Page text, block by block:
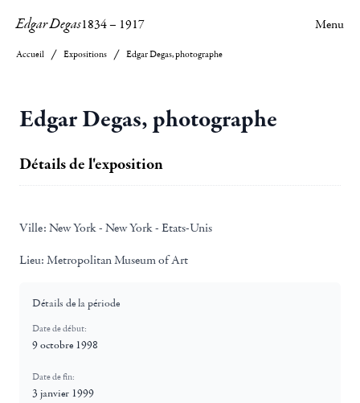
Edgar Degas1834– 1917 Menu
Accueil Expositions Edgar Degas, photographe
Edgar Degas, photographe
Détails de l'exposition
Ville: New York - New York - Etats-Unis
Lieu: Metropolitan Museum of Art
Détails de la période
Date de début:
9 octobre 1998
Date de fin:
3 janvier 1999